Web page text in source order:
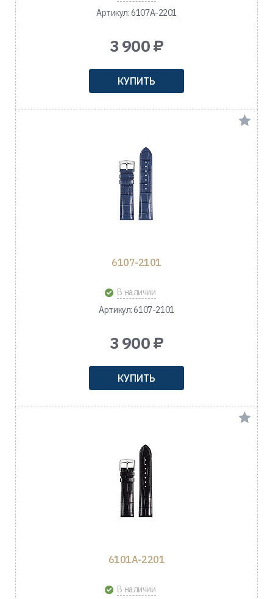
Артикул: 6107A-2201
3 900 ₽
КУПИТЬ
6107-2101
В наличии
Артикул: 6107-2101
3 900 ₽
КУПИТЬ
6101A-2201
В наличии